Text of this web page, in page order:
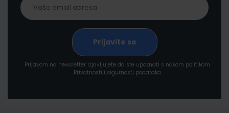
Prijavom na newsletter izjavljujete da ste upoznati s našom politikom
Privatnosti i sigurnosti podataka